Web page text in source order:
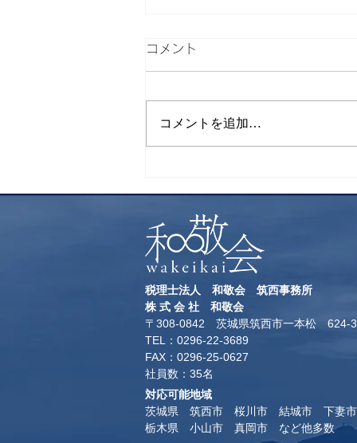
コメント
コメントを追加…
対応可能地域
茨城県 筑西市 桜川市 結城市 下妻
​栃木県 小山市 真岡市 など他多数
税理士法人 和敬会 筑西事務所
​株 式 会 社 和敬会
〒308-0842 茨城県筑西市一本松 624-3
TEL：0296-22-3689
​FAX：0296-25-0627
​社員数：35名​